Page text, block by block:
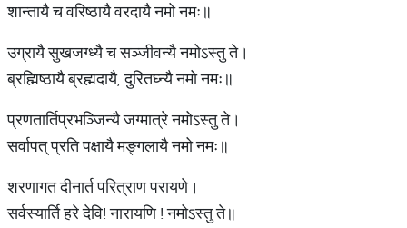
शान्तायै च वरिष्ठायै वरदायै नमो नमः॥
उग्रायै सुखजग्ध्यै च सञ्जीवन्यै नमोऽस्तु ते।
ब्रह्मिष्ठायै ब्रह्मदायै, दुरितघ्न्यै नमो नमः॥
प्रणतार्तिप्रभञ्जिन्यै जग्मात्रे नमोऽस्तु ते।
सर्वापत् प्रति पक्षायै मङ्गलायै नमो नमः॥
शरणागत दीनार्त परित्राण परायणे।
सर्वस्यार्ति हरे देवि! नारायणि ! नमोऽस्तु ते॥